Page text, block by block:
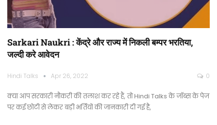
Sarkari Naukri : केंद्रे और राज्य में निकली बम्पर भरतिया,
जल्दी करे आवेदन
Hindi Talks Apr 26, 2022 0
क्या आप सरकारी नौकरी की तलाश कर रहे हैं, तो Hindi Talks के जॉब्स के पेज
पर कई छोटी से लेकर बड़ी भर्तियों की जानकारी दी गई है,